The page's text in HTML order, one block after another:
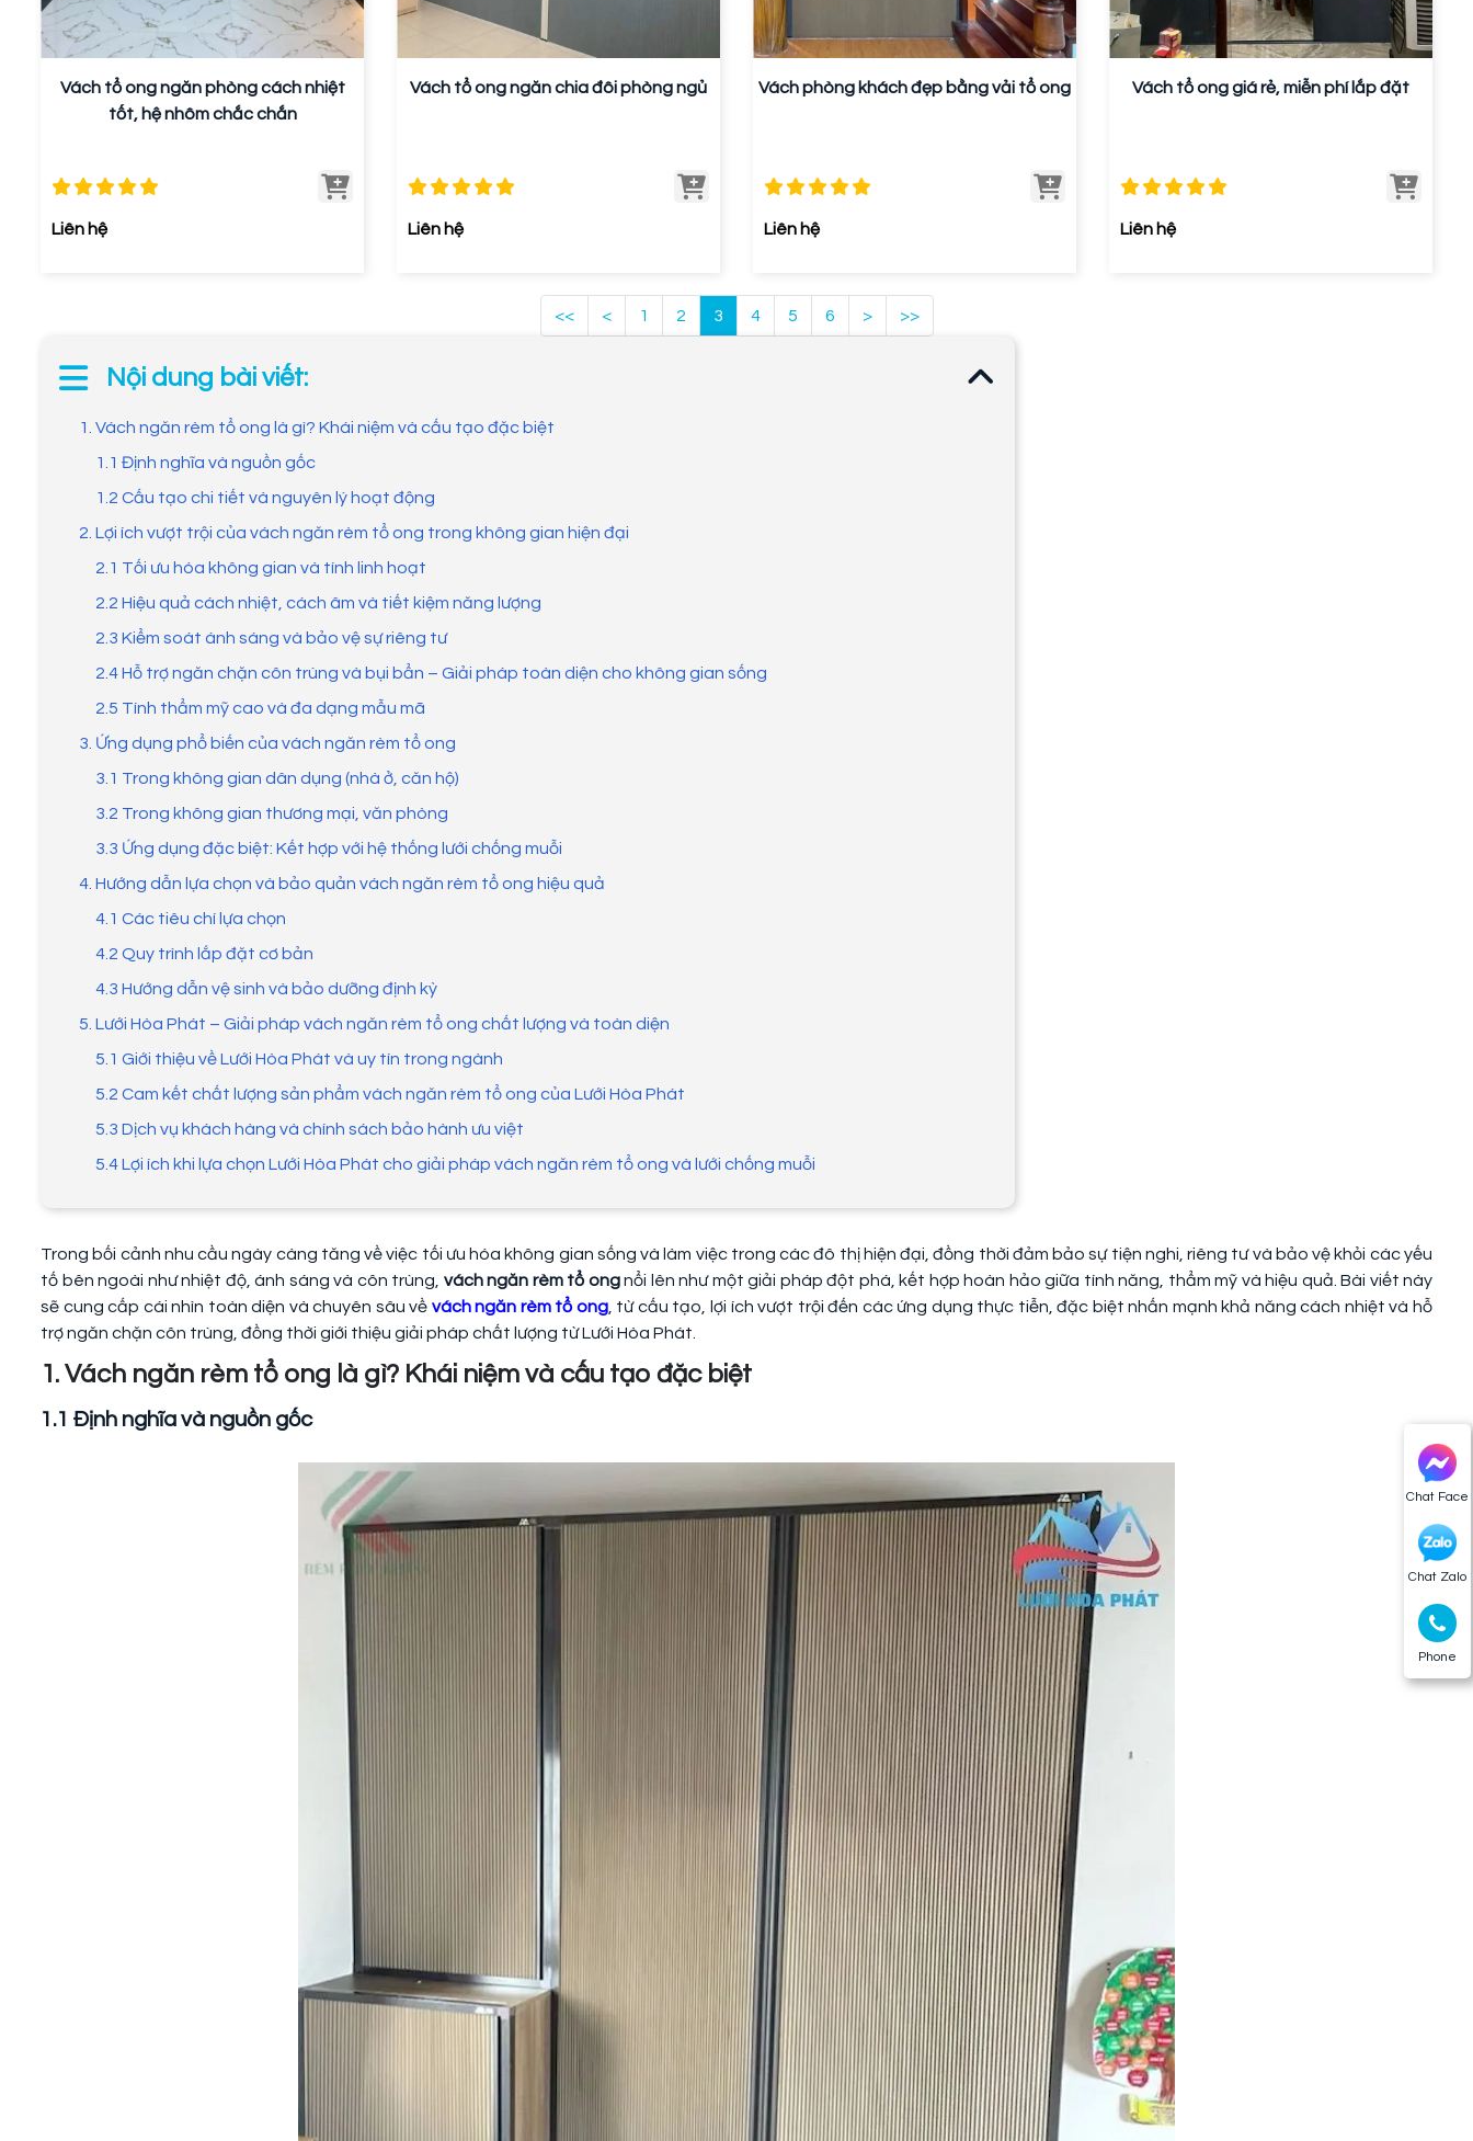
Chat Face
Chat Zalo
Phone
Vách tổ ong ngăn phòng cách nhiệt
tốt, hệ nhôm chắc chắn
Liên hệ
Vách tổ ong ngăn chia đôi phòng ngủ
Liên hệ
Vách phòng khách đẹp bằng vải tổ ong
Liên hệ
Vách tổ ong giá rẻ, miễn phí lắp đặt
Liên hệ
<< < 1 2 3 4 5 6 > >>
Nội dung bài viết:
1. Vách ngăn rèm tổ ong là gì? Khái niệm và cấu tạo đặc biệt
1.1 Định nghĩa và nguồn gốc
1.2 Cấu tạo chi tiết và nguyên lý hoạt động
2. Lợi ích vượt trội của vách ngăn rèm tổ ong trong không gian hiện đại
2.1 Tối ưu hóa không gian và tính linh hoạt
2.2 Hiệu quả cách nhiệt, cách âm và tiết kiệm năng lượng
2.3 Kiểm soát ánh sáng và bảo vệ sự riêng tư
2.4 Hỗ trợ ngăn chặn côn trùng và bụi bẩn – Giải pháp toàn diện cho không gian sống
2.5 Tính thẩm mỹ cao và đa dạng mẫu mã
3. Ứng dụng phổ biến của vách ngăn rèm tổ ong
3.1 Trong không gian dân dụng (nhà ở, căn hộ)
3.2 Trong không gian thương mại, văn phòng
3.3 Ứng dụng đặc biệt: Kết hợp với hệ thống lưới chống muỗi
4. Hướng dẫn lựa chọn và bảo quản vách ngăn rèm tổ ong hiệu quả
4.1 Các tiêu chí lựa chọn
4.2 Quy trình lắp đặt cơ bản
4.3 Hướng dẫn vệ sinh và bảo dưỡng định kỳ
5. Lưới Hòa Phát – Giải pháp vách ngăn rèm tổ ong chất lượng và toàn diện
5.1 Giới thiệu về Lưới Hòa Phát và uy tín trong ngành
5.2 Cam kết chất lượng sản phẩm vách ngăn rèm tổ ong của Lưới Hòa Phát
5.3 Dịch vụ khách hàng và chính sách bảo hành ưu việt
5.4 Lợi ích khi lựa chọn Lưới Hòa Phát cho giải pháp vách ngăn rèm tổ ong và lưới chống muỗi
Trong bối cảnh nhu cầu ngày càng tăng về việc tối ưu hóa không gian sống và làm việc trong các đô thị hiện đại, đồng thời đảm bảo sự tiện nghi, riêng tư và bảo vệ khỏi các yếu
tố bên ngoài như nhiệt độ, ánh sáng và côn trùng, vách ngăn rèm tổ ongnổi lên như một giải pháp đột phá, kết hợp hoàn hảo giữa tính năng, thẩm mỹ và hiệu quả. Bài viết này
sẽ cung cấp cái nhìn toàn diện và chuyên sâu về vách ngăn rèm tổ ong, từ cấu tạo, lợi ích vượt trội đến các ứng dụng thực tiễn, đặc biệt nhấn mạnh khả năng cách nhiệt và hỗ
trợ ngăn chặn côn trùng, đồng thời giới thiệu giải pháp chất lượng từ Lưới Hòa Phát.
1. Vách ngăn rèm tổ ong là gì? Khái niệm và cấu tạo đặc biệt
1.1 Định nghĩa và nguồn gốc